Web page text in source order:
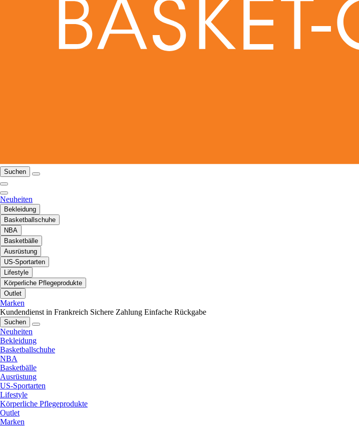
Suchen
Neuheiten
Bekleidung
Basketballschuhe
NBA
Basketbälle
Ausrüstung
US-Sportarten
Lifestyle
Körperliche Pflegeprodukte
Outlet
Marken
Kundendienst in Frankreich Sichere Zahlung Einfache Rückgabe
Suchen
Neuheiten
Bekleidung
Basketballschuhe
NBA
Basketbälle
Ausrüstung
US-Sportarten
Lifestyle
Körperliche Pflegeprodukte
Outlet
Marken